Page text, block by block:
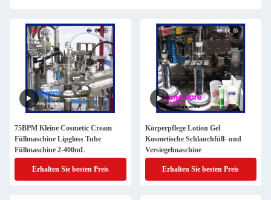
75BPM Kleine Cosmetic Cream
Füllmaschine Lipgloss Tube
Füllmaschine 2-400mL
Erhalten Sie besten Preis
Körperpflege Lotion Gel
Kosmetische Schlauchfüll- und
Versiegelmaschine
Erhalten Sie besten Preis